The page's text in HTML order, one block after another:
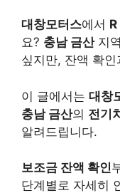
대창모터스에서
요? 충남 금산지
싶지만, 잔액 확
이 글에서는 대창
충남 금산의 전기
알려드립니다.
보조금 잔액 확인
단계별로 자세히